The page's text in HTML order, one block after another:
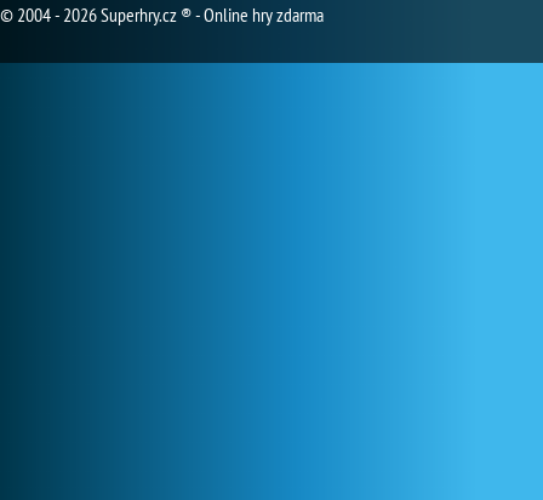
© 2004 - 2026 Superhry.cz ® - Online hry zdarma